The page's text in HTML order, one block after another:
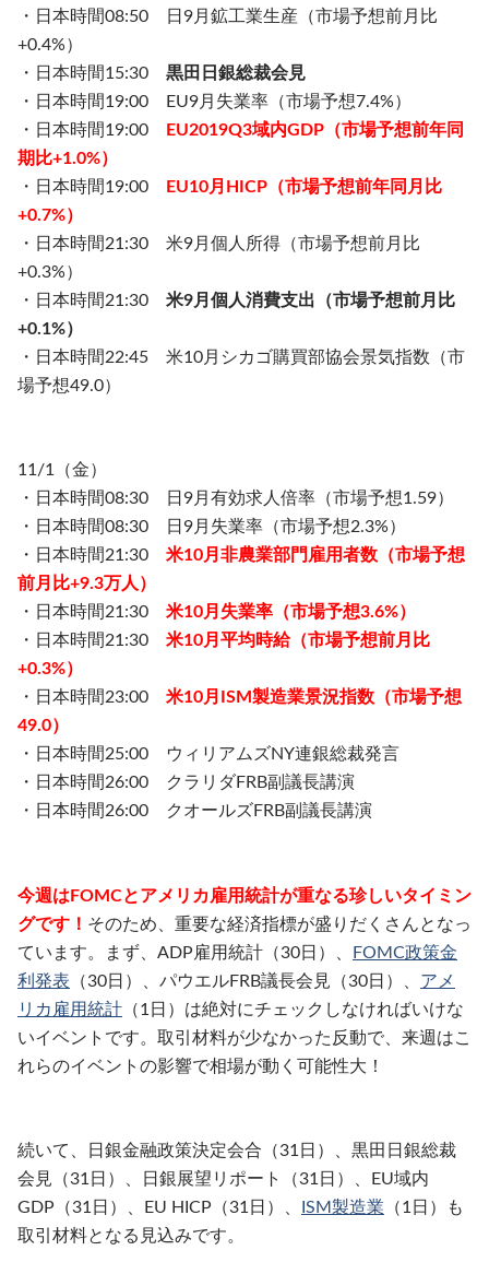
・日本時間08:50 日9月鉱工業生産（市場予想前月比
+0.4%）
・日本時間15:30 黒田日銀総裁会見
・日本時間19:00 EU9月失業率（市場予想7.4%）
・日本時間19:00
EU2019Q3域内GDP（市場予想前年同
期比+1.0%）
・日本時間19:00
EU10月HICP（市場予想前年同月比
+0.7%）
・日本時間21:30 米9月個人所得（市場予想前月比
+0.3%）
・日本時間21:30 米9月個人消費支出（市場予想前月比
+0.1%）
・日本時間22:45 米10月シカゴ購買部協会景気指数（市
場予想49.0）
11/1（金）
・日本時間08:30 日9月有効求人倍率（市場予想1.59）
・日本時間08:30 日9月失業率（市場予想2.3%）
・日本時間21:30 米10月非農業部門雇用者数（市場予想
前月比+9.3万人）
・日本時間21:30 米10月失業率（市場予想3.6%）
・日本時間21:30 米10月平均時給（市場予想前月比
+0.3%）
・日本時間23:00 米10月ISM製造業景況指数（市場予想
49.0）
・日本時間25:00 ウィリアムズNY連銀総裁発言
・日本時間26:00 クラリダFRB副議長講演
・日本時間26:00 クオールズFRB副議長講演
今週はFOMCとアメリカ雇用統計が重なる珍しいタイミン
グです！ そのため、重要な経済指標が盛りだくさんとなっ
ています。まず、ADP雇用統計（30日）、
FOMC政策金
利発表 （30日）、パウエルFRB議長会見（30日）、 アメ
リカ雇用統計 （1日）は絶対にチェックしなければいけな
いイベントです。取引材料が少なかった反動で、来週はこ
れらのイベントの影響で相場が動く可能性大！
続いて、日銀金融政策決定会合（31日）、黒田日銀総裁
会見（31日）、日銀展望リポート（31日）、EU域内
GDP（31日）、EU HICP（31日）、
ISM製造業 （1日）も
取引材料となる見込みです。